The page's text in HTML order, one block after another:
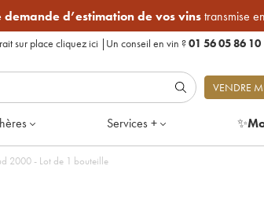
d’estimation de vos vinstransmise
sur place cliquez ici | Un conseil en vin ?01 56 05 86 10
VENDRE
Services + ✨
2000 - Lot de 1 bouteille